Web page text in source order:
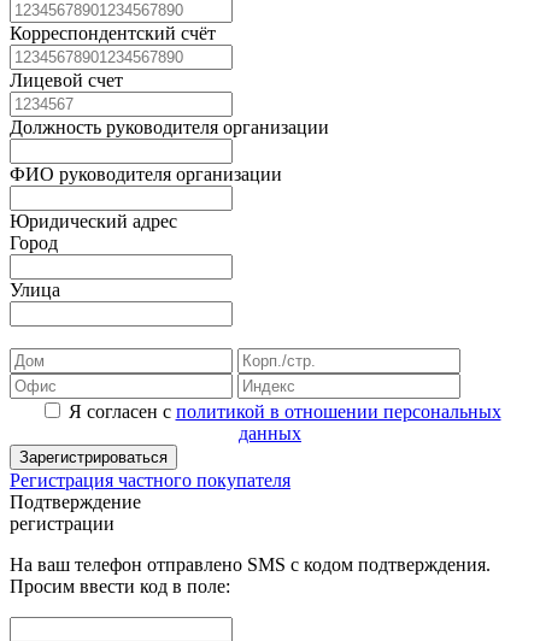
Корреспондентский счёт
Лицевой счет
Должность руководителя организации
ФИО руководителя организации
Юридический адрес
Город
Улица
Я согласен с политикой в отношении персональных
данных
Зарегистрироваться
Регистрация частного покупателя
Подтверждение
регистрации
На ваш телефон отправлено SMS с кодом подтверждения.
Просим ввести код в поле: